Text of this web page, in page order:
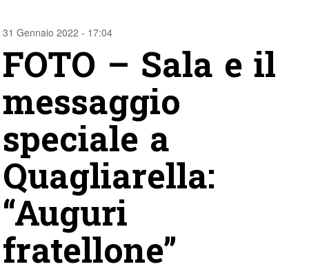
31 Gennaio 2022 - 17:04
FOTO – Sala e il
messaggio
speciale a
Quagliarella:
“Auguri
fratellone”